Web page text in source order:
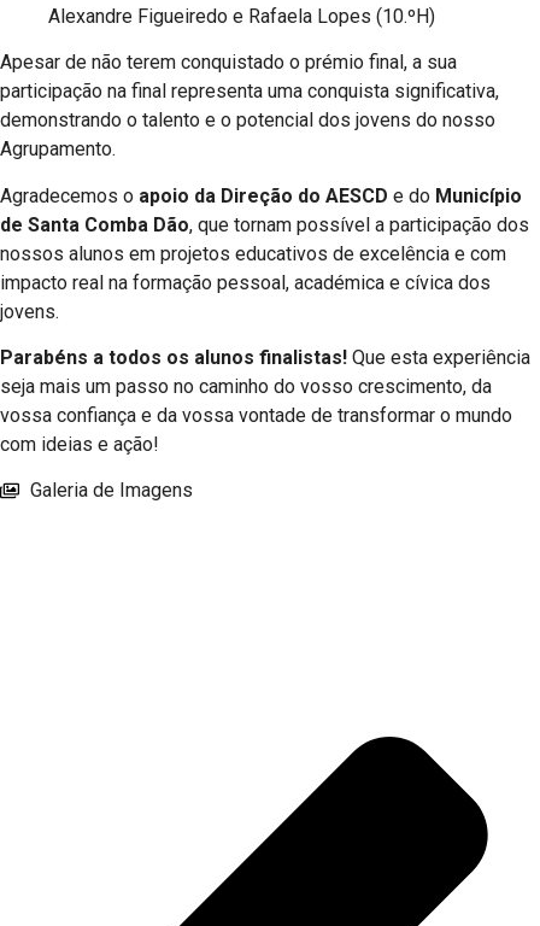
Alexandre Figueiredo e Rafaela Lopes (10.ºH)
Apesar de não terem conquistado o prémio final, a sua
participação na final representa uma conquista significativa,
demonstrando o talento e o potencial dos jovens do nosso
Agrupamento.
Agradecemos o apoio da Direção do AESCD e do Município
de Santa Comba Dão, que tornam possível a participação dos
nossos alunos em projetos educativos de excelência e com
impacto real na formação pessoal, académica e cívica dos
jovens.
Parabéns a todos os alunos finalistas! Que esta experiência
seja mais um passo no caminho do vosso crescimento, da
vossa confiança e da vossa vontade de transformar o mundo
com ideias e ação!
Galeria de Imagens